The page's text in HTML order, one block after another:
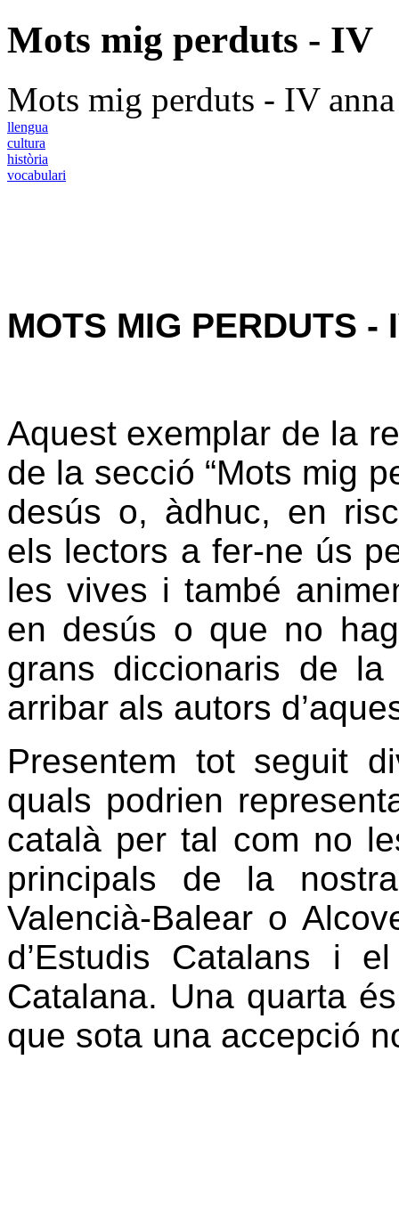
Mots mig perduts - IV
Mots mig perduts - IV anna
llengua
cultura
història
vocabulari
MOTS MIG PERDUTS -
Aquest exemplar de la
de la secció “Mots mig
desús o, àdhuc, en
els lectors a fer-ne ús
les vives i també
en desús o que no
grans diccionaris de
arribar als autors
Presentem tot seguit
quals podrien
català per tal com no
principals de la
Valencià-Balear o
d’Estudis Catalans i
Catalana. Una quarta
que sota una accepció